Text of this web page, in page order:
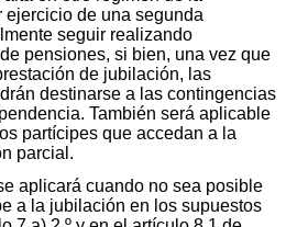
de una segunda
seguir realizando
pensiones, si bien, una vez que
de jubilación, las
destinarse a las contingencias
También será aplicable
partícipes que accedan a la
parcial.
aplicará cuando no sea posible
a la jubilación en los supuestos